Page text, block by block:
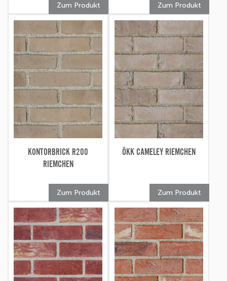
Zum Produkt Zum Produkt
KONTORBRICK R200
RIEMCHEN
Zum Produkt
ÖKK CAMELEY RIEMCHEN
Zum Produkt